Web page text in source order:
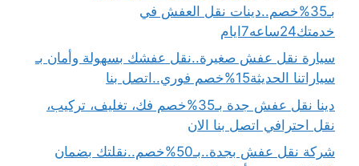
بـ35%خصم..دينات نقل العفش في
خدمتك24ساعه7ايام
سيارة نقل عفش صغيرة..نقل عفشك بسهولة وأمان بـ
سياراتنا الحديثة15%خصم فوري..اتصل بنا
دينا نقل عفش جدة بـ35%خصم فك، تغليف، تركيب،
نقل احترافي اتصل بنا الان
شركة نقل عفش بجدة..بـ50%خصم..نقلتك بضمان